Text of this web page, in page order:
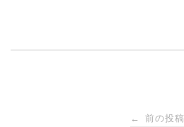
← 前の投稿